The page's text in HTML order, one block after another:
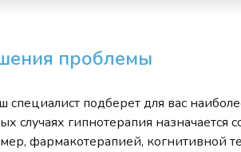
проблемы
специалист подберет для вас
случаях гипнотерапия назначается
фармакотерапией, когнитивной